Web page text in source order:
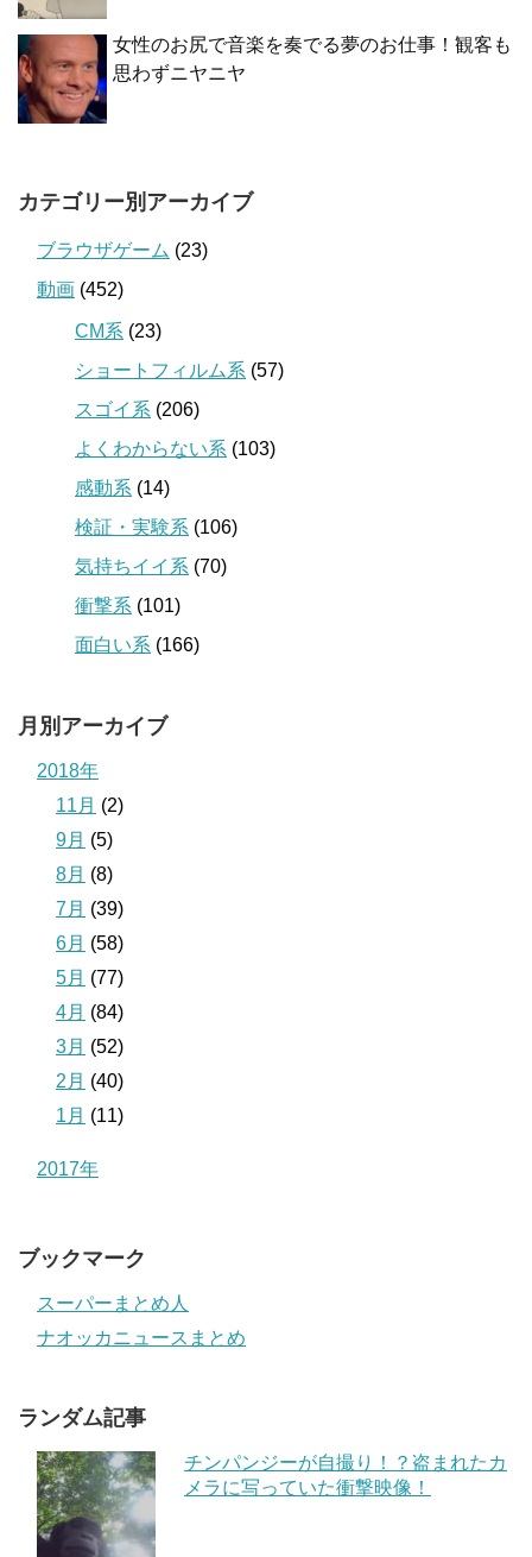
女性のお尻で音楽を奏でる夢のお仕事！観客も
思わずニヤニヤ
カテゴリー別アーカイブ
ブラウザゲーム (23)
動画 (452)
CM系 (23)
ショートフィルム系 (57)
スゴイ系 (206)
よくわからない系 (103)
感動系 (14)
検証・実験系 (106)
気持ちイイ系 (70)
衝撃系 (101)
面白い系 (166)
月別アーカイブ
2018年
11月 (2)
9月 (5)
8月 (8)
7月 (39)
6月 (58)
5月 (77)
4月 (84)
3月 (52)
2月 (40)
1月 (11)
2017年
ブックマーク
スーパーまとめ人
ナオッカニュースまとめ
ランダム記事
チンパンジーが自撮り！？盗まれたカ
メラに写っていた衝撃映像！